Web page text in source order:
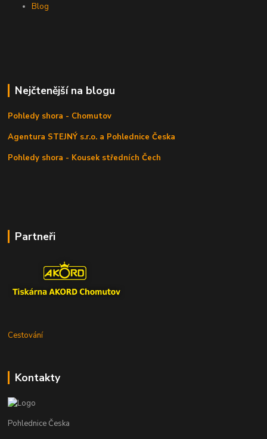
Blog
Nejčtenější na blogu
Pohledy shora - Chomutov
Agentura STEJNÝ s.r.o. a Pohlednice Česka
Pohledy shora - Kousek středních Čech
Partneři
Cestování
Kontakty
Pohlednice Česka